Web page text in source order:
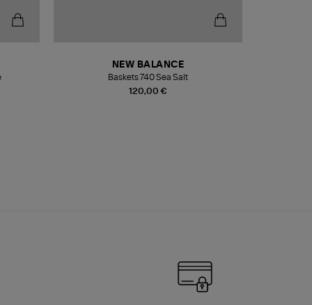
120,00 €
NEW BALANCE
Baskets 740 Sea Salt